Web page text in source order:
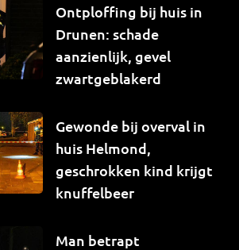
Ontploffing bij huis in
Drunen: schade
aanzienlijk, gevel
zwartgeblakerd
Gewonde bij overval in
huis Helmond,
geschrokken kind krijgt
knuffelbeer
Man betrapt